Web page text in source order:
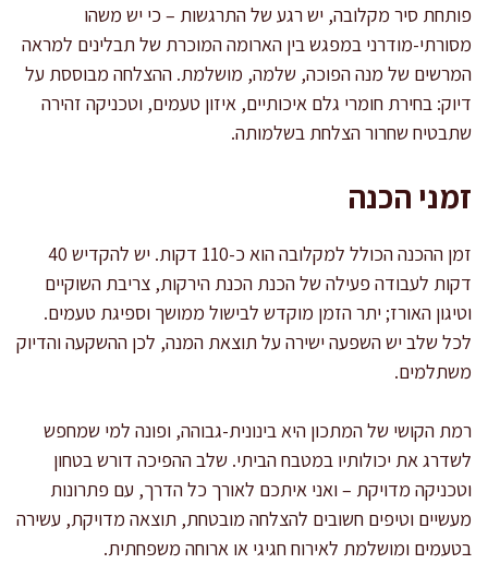
פותחת סיר מקלובה, יש רגע של התרגשות – כי יש משהו
מסורתי-מודרני במפגש בין הארומה המוכרת של תבלינים למראה
המרשים של מנה הפוכה, שלמה, מושלמת. ההצלחה מבוססת על
דיוק: בחירת חומרי גלם איכותיים, איזון טעמים, וטכניקה זהירה
שתבטיח שחרור הצלחת בשלמותה.
זמני הכנה
זמן ההכנה הכולל למקלובה הוא כ-110 דקות. יש להקדיש 40
דקות לעבודה פעילה של הכנת הכנת הירקות, צריבת השוקיים
וטיגון האורז; יתר הזמן מוקדש לבישול ממושך וספיגת טעמים.
לכל שלב יש השפעה ישירה על תוצאת המנה, לכן ההשקעה והדיוק
משתלמים.
רמת הקושי של המתכון היא בינונית-גבוהה, ופונה למי שמחפש
לשדרג את יכולותיו במטבח הביתי. שלב ההפיכה דורש בטחון
וטכניקה מדויקת – ואני איתכם לאורך כל הדרך, עם פתרונות
מעשיים וטיפים חשובים להצלחה מובטחת, תוצאה מדויקת, עשירה
בטעמים ומושלמת לאירוח חגיגי או ארוחה משפחתית.